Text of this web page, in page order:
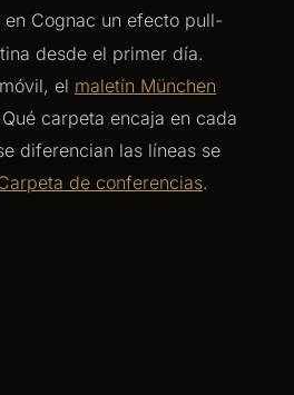
en Cognac un efecto pull-
desde el primer día.
el maletín München
carpeta encaja en cada
diferencian las líneas se
de conferencias.